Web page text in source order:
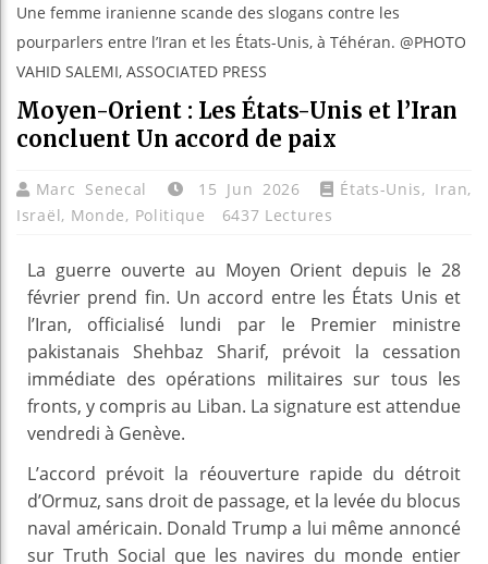
Une femme iranienne scande des slogans contre les
pourparlers entre l’Iran et les États-Unis, à Téhéran. @PHOTO
VAHID SALEMI, ASSOCIATED PRESS
Moyen-Orient : Les États-Unis et l’Iran
concluent Un accord de paix
Marc Senecal 15 Jun 2026 États-Unis, Iran,
Israël, Monde, Politique 6437 Lectures
La guerre ouverte au Moyen Orient depuis le 28
février prend fin. Un accord entre les États Unis et
l’Iran, officialisé lundi par le Premier ministre
pakistanais Shehbaz Sharif, prévoit la cessation
immédiate des opérations militaires sur tous les
fronts, y compris au Liban. La signature est attendue
vendredi à Genève.
L’accord prévoit la réouverture rapide du détroit
d’Ormuz, sans droit de passage, et la levée du blocus
naval américain. Donald Trump a lui même annoncé
sur Truth Social que les navires du monde entier